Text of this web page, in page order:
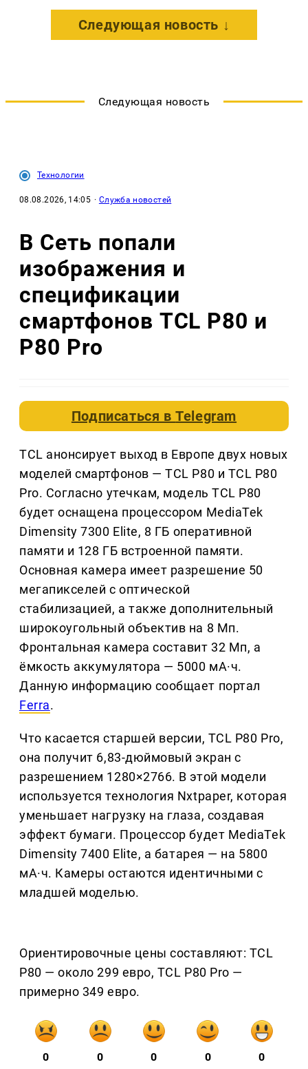
Следующая новость ↓
Следующая новость
Технологии
08.08.2026, 14:05 · Служба новостей
В Сеть попали
изображения и
спецификации
смартфонов TCL P80 и
P80 Pro
Подписаться вTelegram
TCL анонсирует выход в Европе двух новых
моделей смартфонов — TCL P80 и TCL P80
Pro. Согласно утечкам, модель TCL P80
будет оснащена процессором MediaTek
Dimensity 7300 Elite, 8 ГБ оперативной
памяти и 128 ГБ встроенной памяти.
Основная камера имеет разрешение 50
мегапикселей с оптической
стабилизацией, а также дополнительный
широкоугольный объектив на 8 Мп.
Фронтальная камера составит 32 Мп, а
ёмкость аккумулятора — 5000 мА·ч.
Данную информацию сообщает портал
Ferra.
Что касается старшей версии, TCL P80 Pro,
она получит 6,83-дюймовый экран с
разрешением 1280×2766. В этой модели
используется технология Nxtpaper, которая
уменьшает нагрузку на глаза, создавая
эффект бумаги. Процессор будет MediaTek
Dimensity 7400 Elite, а батарея — на 5800
мА·ч. Камеры остаются идентичными с
младшей моделью.
Ориентировочные цены составляют: TCL
P80 — около 299 евро, TCL P80 Pro —
примерно 349 евро.
0 0 0 0 0